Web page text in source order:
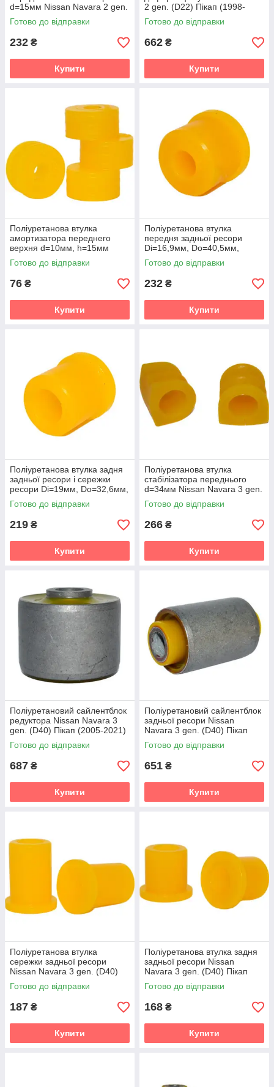
d=15мм Nissan Navara 2 gen.
(D22) Пікап (1998-2022) v19
Готово до відправки
232 ₴
Купити
2 gen. (D22) Пікап (1998-
2022) v19
Готово до відправки
662 ₴
Купити
Поліуретанова втулка
амортизатора переднего
верхня d=10мм, h=15мм
Nissan Navara 2 gen. (D22)
Пікап (1998-2022) v19
Готово до відправки
76 ₴
Купити
Поліуретанова втулка
передня задньої ресори
Di=16,9мм, Do=40,5мм,
h=36,8мм Nissan Navara 2
gen. (D22) Пікап (1998-2022)
Готово до відправки
232 ₴
Купити
Поліуретанова втулка задня
задньої ресори і сережки
ресори Di=19мм, Do=32,6мм,
h=37мм Nissan Navara 2 gen.
(D22) Пікап (1998-2022
Готово до відправки
219 ₴
Купити
Поліуретанова втулка
стабілізатора переднього
d=34мм Nissan Navara 3 gen.
(D40) Пікап (2005-2021) v19
Готово до відправки
266 ₴
Купити
Поліуретановий сайлентблок
редуктора Nissan Navara 3
gen. (D40) Пікап (2005-2021)
v19
Готово до відправки
687 ₴
Купити
Поліуретановий сайлентблок
задньої ресори Nissan
Navara 3 gen. (D40) Пікап
(2005-2021) v19
Готово до відправки
651 ₴
Купити
Поліуретанова втулка
сережки задньої ресори
Nissan Navara 3 gen. (D40)
Пікап (2005-2021) v19
Готово до відправки
187 ₴
Купити
Поліуретанова втулка задня
задньої ресори Nissan
Navara 3 gen. (D40) Пікап
(2005-2021) v19
Готово до відправки
168 ₴
Купити